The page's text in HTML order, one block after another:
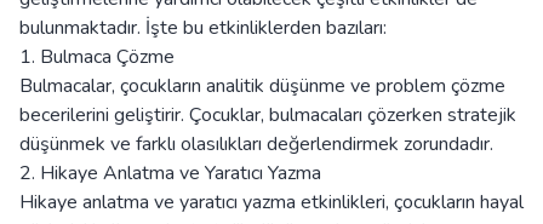
bulunmaktadır. İşte bu etkinliklerden bazıları:
1. Bulmaca Çözme
Bulmacalar, çocukların analitik düşünme ve problem çözme
becerilerini geliştirir. Çocuklar, bulmacaları çözerken stratejik
düşünmek ve farklı olasılıkları değerlendirmek zorundadır.
2. Hikaye Anlatma ve Yaratıcı Yazma
Hikaye anlatma ve yaratıcı yazma etkinlikleri, çocukların hayal